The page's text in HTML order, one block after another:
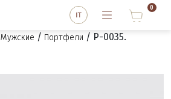
0
Мужские / Портфели / P-0035.